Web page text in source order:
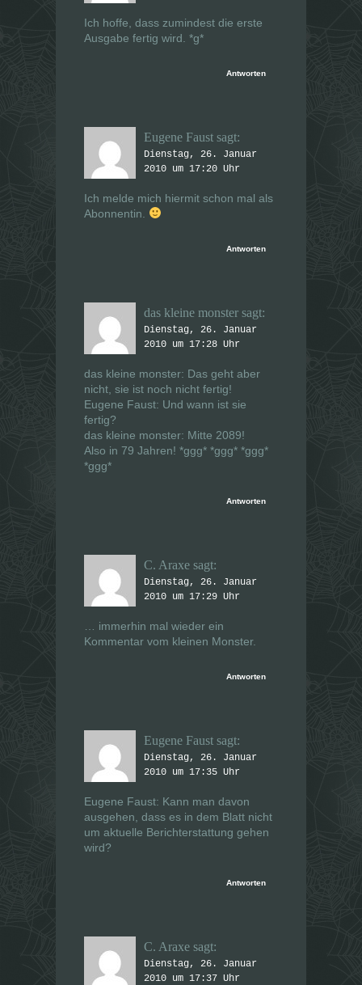
Ich hoffe, dass zumindest die erste
Ausgabe fertig wird. *g*
Antworten
Eugene Faust sagt:
Dienstag, 26. Januar
2010 um 17:20 Uhr
Ich melde mich hiermit schon mal als
Abonnentin.
Antworten
das kleine monster sagt:
Dienstag, 26. Januar
2010 um 17:28 Uhr
das kleine monster: Das geht aber
nicht, sie ist noch nicht fertig!
Eugene Faust: Und wann ist sie
fertig?
das kleine monster: Mitte 2089!
Also in 79 Jahren! *ggg* *ggg* *ggg*
*ggg*
Antworten
C. Araxe sagt:
Dienstag, 26. Januar
2010 um 17:29 Uhr
… immerhin mal wieder ein
Kommentar vom kleinen Monster.
Antworten
Eugene Faust sagt:
Dienstag, 26. Januar
2010 um 17:35 Uhr
Eugene Faust: Kann man davon
ausgehen, dass es in dem Blatt nicht
um aktuelle Berichterstattung gehen
wird?
Antworten
C. Araxe sagt:
Dienstag, 26. Januar
2010 um 17:37 Uhr